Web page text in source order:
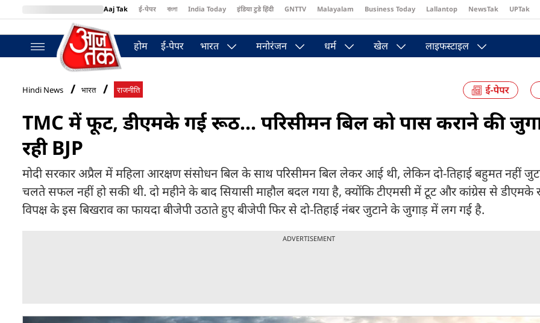
Aaj Tak ई-पेपर বাংলা India Today इंडिया टुडे हिंदी GNTTV Malayalam Business Today Lallantop NewsTak UPTak
BT Bazaar
होम ई-पेपर भारत मनोरंजन धर्म खेल लाइफस्टाइल
Hindi News भारत राजनीति
TMC में फूट, डीएमके गई रूठ... परिसीमन बिल को पास कराने की
रही BJP
मोदी सरकार अप्रैल में महिला आरक्षण संसोधन बिल के साथ परिसीमन बिल लेकर आई थी, लेकिन दो-तिहाई बहुमत नहीं
चलते सफल नहीं हो सकी थी. दो महीने के बाद सियासी माहौल बदल गया है, क्योंकि टीएमसी में टूट और कांग्रेस से
विपक्ष के इस बिखराव का फायदा बीजेपी उठाते हुए बीजेपी फिर से दो-तिहाई नंबर जुटाने के जुगाड़ में लग गई है.
ADVERTISEMENT